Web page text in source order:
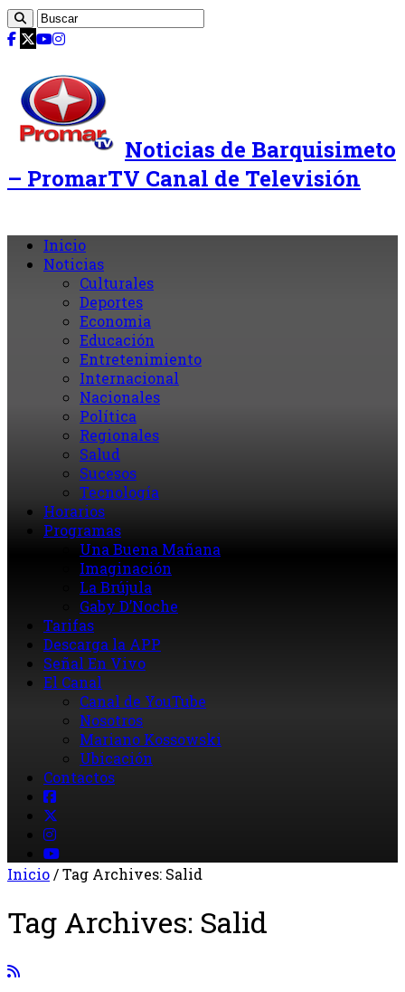
Noticias de Barquisimeto
– PromarTV Canal de Televisión
Inicio
Noticias
Culturales
Deportes
Economia
Educación
Entretenimiento
Internacional
Nacionales
Política
Regionales
Salud
Sucesos
Tecnología
Horarios
Programas
Una Buena Mañana
Imaginación
La Brújula
Gaby D’Noche
Tarifas
Descarga la APP
Señal En Vivo
El Canal
Canal de YouTube
Nosotros
Mariano Kossowski
Ubicación
Contactos
Inicio/Tag Archives: Salid
Tag Archives: Salid